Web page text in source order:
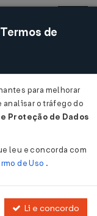
Acessar
04/2026
de
para melhorar
o tráfego do
Proteção de Dados
leu e concorda com
de Uso .
Li e concordo